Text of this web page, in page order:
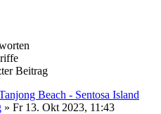
Beitrag
Beach - Sentosa Island
» Fr 13. Okt 2023, 11:43